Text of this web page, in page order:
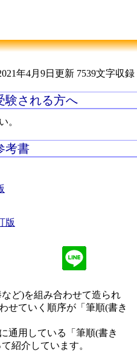
年4月9日更新 7539文字収録
験される方へ
。
考書
版
ど)を組み合わせて造られ
せていく順序が「筆順(書き
通用している「筆順(書き
紹介しています。